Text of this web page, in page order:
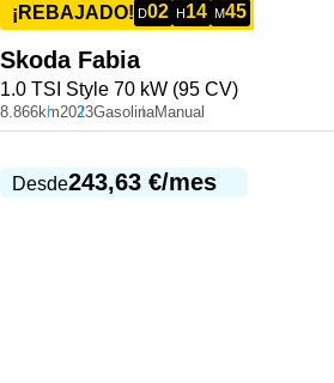
¡REBAJADO! D02 H 14 M45
Skoda Fabia
1.0 TSI Style 70 kW (95 CV)
8.866km2023GasolinaManual
Desde243,63 €/mes